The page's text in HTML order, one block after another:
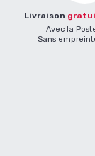
Livraison
Avec la
Sans